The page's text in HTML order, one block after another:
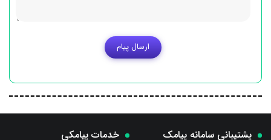
ارسال پیام
پشتیبانی سامانه پیامک خدمات پیامکی